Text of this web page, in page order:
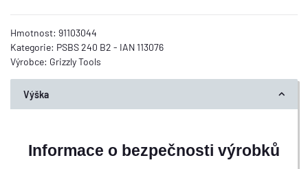
Hmotnost: 91103044
Kategorie: PSBS 240 B2 - IAN 113076
Výrobce: Grizzly Tools
Výška
Informace o bezpečnosti výrobků